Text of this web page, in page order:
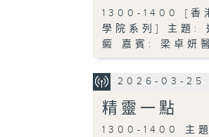
1300-1400 [香
學院系列] 主題:
癜 嘉賓: 梁卓妍
2026-03-25
精靈一點
1300-1400 主